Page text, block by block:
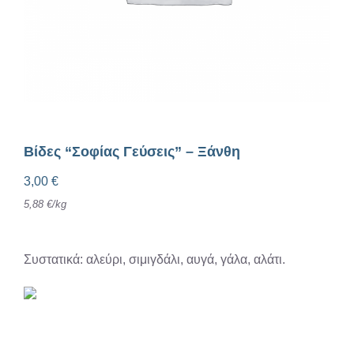
Βίδες “Σοφίας Γεύσεις” – Ξάνθη
3,00 €
5,88 €/kg
Συστατικά: αλεύρι, σιμιγδάλι, αυγά, γάλα, αλάτι.